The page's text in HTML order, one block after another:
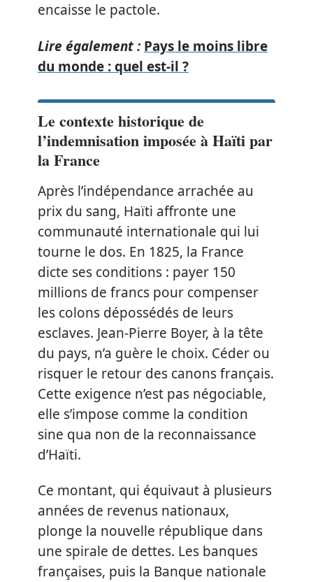
encaisse le pactole.
Lire également : Pays le moins libre
du monde : quel est-il ?
Le contexte historique de
l’indemnisation imposée à Haïti par
la France
Après l’indépendance arrachée au
prix du sang, Haïti affronte une
communauté internationale qui lui
tourne le dos. En 1825, la France
dicte ses conditions : payer 150
millions de francs pour compenser
les colons dépossédés de leurs
esclaves. Jean-Pierre Boyer, à la tête
du pays, n’a guère le choix. Céder ou
risquer le retour des canons français.
Cette exigence n’est pas négociable,
elle s’impose comme la condition
sine qua non de la reconnaissance
d’Haïti.
Ce montant, qui équivaut à plusieurs
années de revenus nationaux,
plonge la nouvelle république dans
une spirale de dettes. Les banques
françaises, puis la Banque nationale